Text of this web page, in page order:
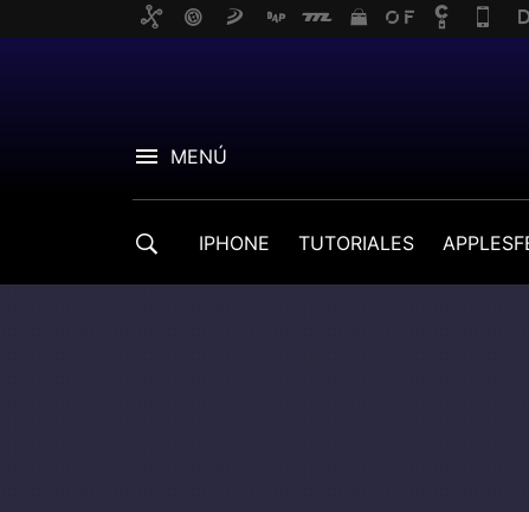
MENÚ
IPHONE TUTORIALES